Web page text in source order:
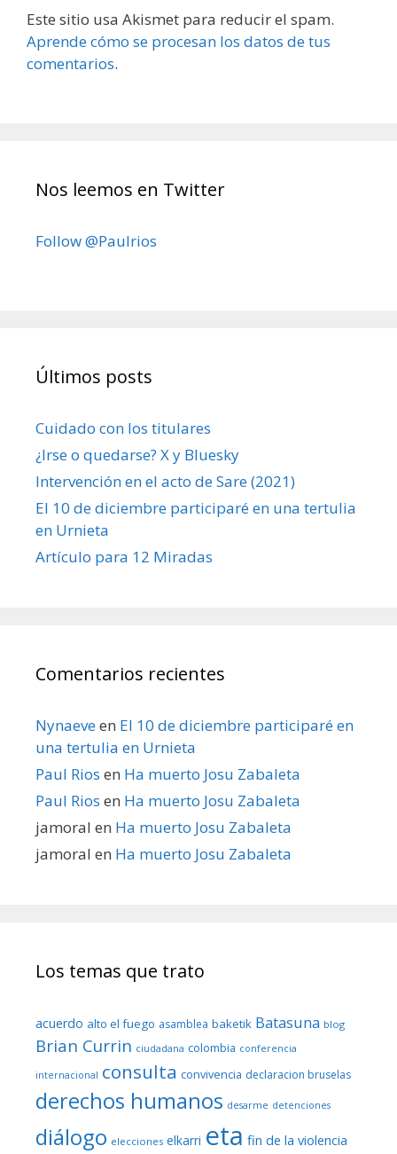
Este sitio usa Akismet para reducir el spam.
Aprende cómo se procesan los datos de tus
comentarios.
Nos leemos en Twitter
Follow @Paulrios
Últimos posts
Cuidado con los titulares
¿Irse o quedarse? X y Bluesky
Intervención en el acto de Sare (2021)
El 10 de diciembre participaré en una tertulia
en Urnieta
Artículo para 12 Miradas
Comentarios recientes
Nynaeveen El 10 de diciembre participaré en
una tertulia en Urnieta
Paul Rios en Ha muerto Josu Zabaleta
Paul Rios en Ha muerto Josu Zabaleta
jamoral en Ha muerto Josu Zabaleta
jamoral en Ha muerto Josu Zabaleta
Los temas que trato
acuerdo alto el fuego asamblea baketik Batasuna blog
Brian Currin ciudadana colombia conferencia
internacional consulta convivencia declaracion bruselas
derechos humanos desarme detenciones
diálogo elecciones elkarri eta fin de la violencia